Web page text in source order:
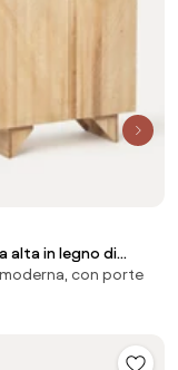
alta in legno di
moderna, con porte